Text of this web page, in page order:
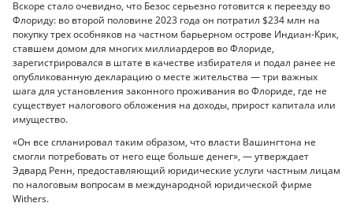
Вскоре стало очевидно, что Безос серьезно готовится к переезду во
Флориду: во второй половине 2023 года он потратил $234 млн на
покупку трех особняков на частном барьерном острове Индиан-Крик,
ставшем домом для многих миллиардеров во Флориде,
зарегистрировался в штате в качестве избирателя и подал ранее не
опубликованную декларацию о месте жительства — три важных
шага для установления законного проживания во Флориде, где не
существует налогового обложения на доходы, прирост капитала или
имущество.
«Он все спланировал таким образом, что власти Вашингтона не
смогли потребовать от него еще больше денег», — утверждает
Эдвард Ренн, предоставляющий юридические услуги частным лицам
по налоговым вопросам в международной юридической фирме
Withers.